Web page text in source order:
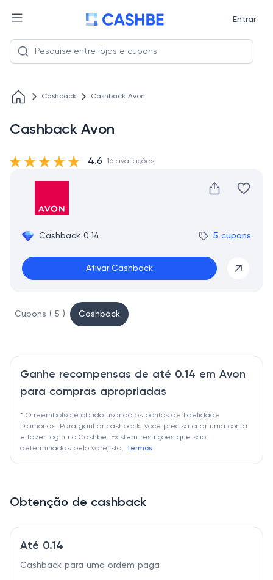
Entrar
Cashback Cashback Avon
Cashback Avon
Cashback 0.14 5 cupons
Ativar Cashback
4.6 16 avaliações
Cupons ( 5 ) Cashback
Ganhe recompensas de até 0.14 em Avon
para compras apropriadas
* O reembolso é obtido usando os pontos de fidelidade
Diamonds. Para ganhar cashback, você precisa criar uma conta
e fazer login no Cashbe. Existem restrições que são
determinadas pelo varejista. Termos
Obtenção de cashback
Até 0.14
Cashback para uma ordem paga